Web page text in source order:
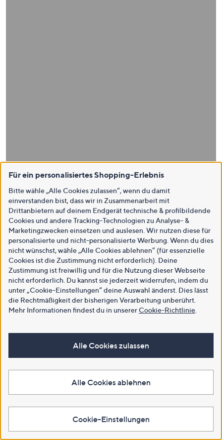
Für ein personalisiertes Shopping-Erlebnis
Bitte wähle „Alle Cookies zulassen“, wenn du damit
einverstanden bist, dass wir in Zusammenarbeit mit
Drittanbietern auf deinem Endgerät technische & profilbildende
Cookies und andere Tracking-Technologien zu Analyse- &
Marketingzwecken einsetzen und auslesen. Wir nutzen diese für
personalisierte und nicht-personalisierte Werbung. Wenn du dies
nicht wünschst, wähle „Alle Cookies ablehnen“ (für essenzielle
Cookies ist die Zustimmung nicht erforderlich). Deine
Zustimmung ist freiwillig und für die Nutzung dieser Webseite
nicht erforderlich. Du kannst sie jederzeit widerrufen, indem du
unter „Cookie-Einstellungen“ deine Auswahl änderst. Dies lässt
die Rechtmäßigkeit der bisherigen Verarbeitung unberührt.
Mehr Informationen findest du in unsererCookie-Richtlinie
Alle Cookies zulassen
Alle Cookies ablehnen
Cookie-Einstellungen